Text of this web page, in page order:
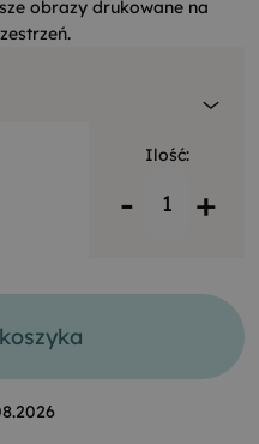
obrazy drukowane na
Ilość:
- +